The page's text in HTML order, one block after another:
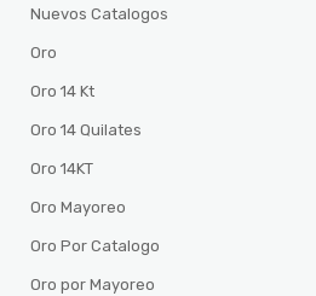
Nuevos Catalogos
Oro
Oro 14 Kt
Oro 14 Quilates
Oro 14KT
Oro Mayoreo
Oro Por Catalogo
Oro por Mayoreo